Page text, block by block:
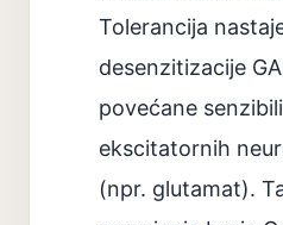
Tolerancija
desenzitizacije
povećane
ekscitatornih
(npr. glutamat).